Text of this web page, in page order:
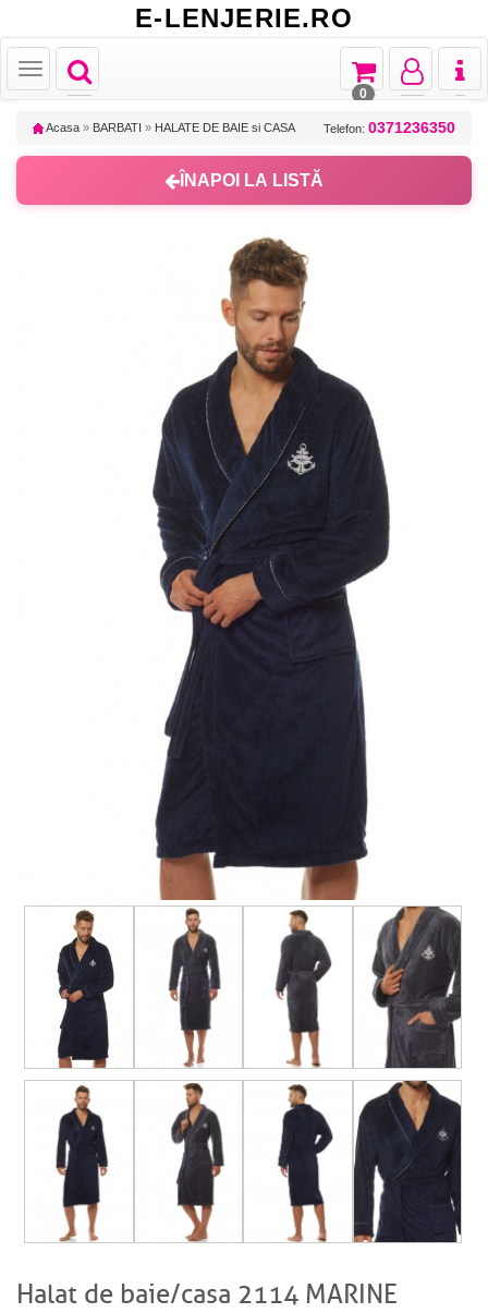
E-LENJERIE.RO
Toggle
navigation
Toggle
Toggle
navigation
Toggle
navigation
Toggle
navigation
0
Acasa » BARBATI » HALATE DE BAIE si CASA Telefon: 0371236350
ÎNAPOI LA LISTĂ
Halat de baie/casa 2114 MARINE